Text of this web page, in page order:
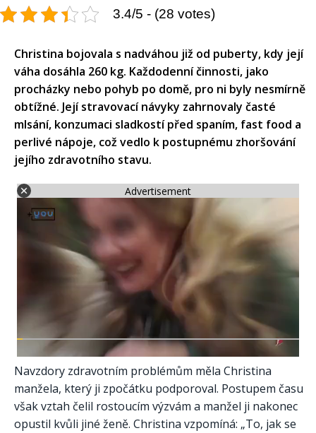
3.4/5 - (28 votes)
Christina bojovala s nadváhou již od puberty, kdy její
váha dosáhla 260 kg. Každodenní činnosti, jako
procházky nebo pohyb po domě, pro ni byly nesmírně
obtížné. Její stravovací návyky zahrnovaly časté
mlsání, konzumaci sladkostí před spaním, fast food a
perlivé nápoje, což vedlo k postupnému zhoršování
jejího zdravotního stavu.
Advertisement
Navzdory zdravotním problémům měla Christina
manžela, který ji zpočátku podporoval. Postupem času
však vztah čelil rostoucím výzvám a manžel ji nakonec
opustil kvůli jiné ženě. Christina vzpomíná: „To, jak se